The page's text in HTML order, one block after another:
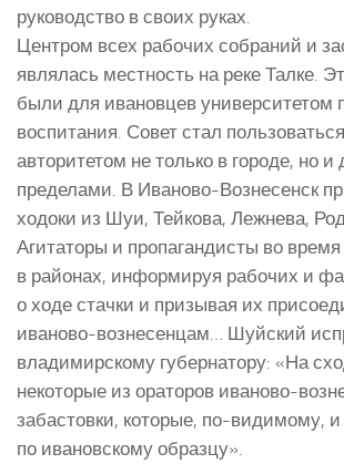
руководство в своих руках.
Центром всех рабочих собраний и
являлась местность на реке Талке.
были для ивановцев университетом
воспитания. Совет стал
авторитетом не только в городе, но и
пределами. В Иваново-Вознесенск
ходоки из Шуи, Тейкова, Лежнева,
Агитаторы и пропагандисты во
в районах, информируя рабочих и
о ходе стачки и призывая их
иваново-вознесенцам… Шуйский
владимирскому губернатору: «На
некоторые из ораторов иваново-
забастовки, которые, по-видимому,
по ивановскому образцу».